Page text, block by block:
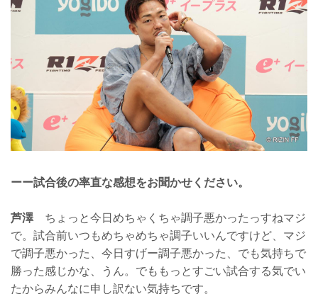
ーー試合後の率直な感想をお聞かせください。
芦澤ちょっと今日めちゃくちゃ調子悪かったっすねマジ
で。試合前いつもめちゃめちゃ調子いいんですけど、マジ
で調子悪かった、今日すげー調子悪かった、でも気持ちで
勝った感じかな、うん。でももっとすごい試合する気でい
たからみんなに申し訳ない気持ちです。